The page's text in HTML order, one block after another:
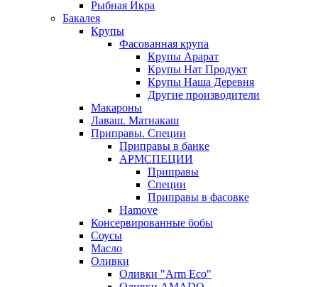
Рыбная Икра
Бакалея
Крупы
Фасованная крупа
Крупы Арарат
Крупы Нат Продукт
Крупы Наша Деревня
Другие производители
Макароны
Лаваш. Матнакаш
Приправы. Специи
Приправы в банке
АРМСПЕЦИИ
Приправы
Специи
Приправы в фасовке
Hamove
Консервированные бобы
Соусы
Масло
Оливки
Оливки "Arm Eco"